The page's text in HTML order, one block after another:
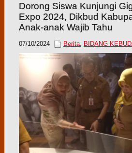
Dorong Siswa Kunjungi
Expo 2024, Dikbud
Anak-anak Wajib Tahu
07/10/2024 Berita, BIDANG